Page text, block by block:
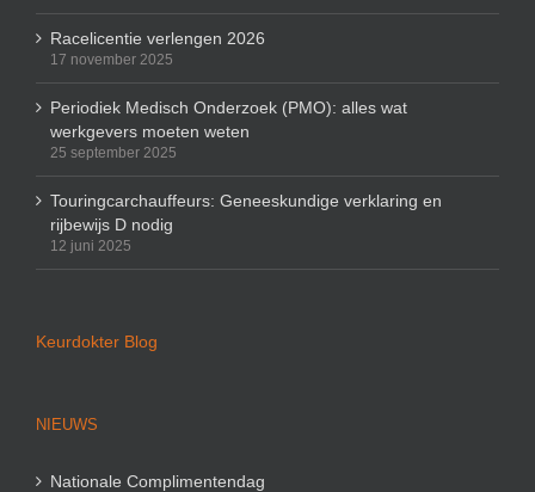
Racelicentie verlengen 2026
17 november 2025
Periodiek Medisch Onderzoek (PMO): alles wat
werkgevers moeten weten
25 september 2025
Touringcarchauffeurs: Geneeskundige verklaring en
rijbewijs D nodig
12 juni 2025
Keurdokter Blog
NIEUWS
Nationale Complimentendag